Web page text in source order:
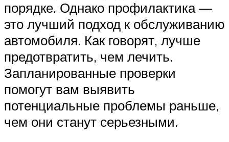
порядке. Однако профилактика —
это лучший подход к обслуживанию
автомобиля. Как говорят, лучше
предотвратить, чем лечить.
Запланированные проверки
помогут вам выявить
потенциальные проблемы раньше,
чем они станут серьезными.